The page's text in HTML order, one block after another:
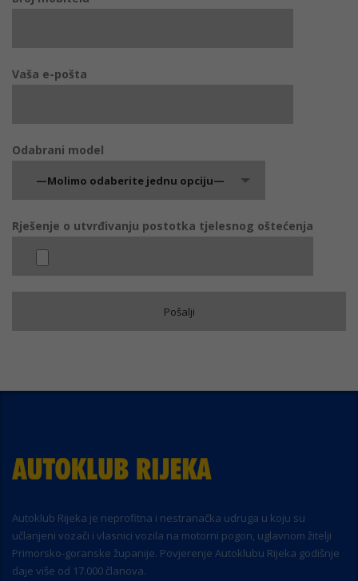
Vaša e-pošta
Odabrani model
—Molimo odaberite jednu opciju—
Rješenje o utvrđivanju postotka tjelesnog oštećenja
Autoklub Rijeka je neprofitna i nestranačka udruga u koju su
učlanjeni vozači i vlasnici vozila na motorni pogon, uglavnom žitelji
Primorsko-goranske županije. Povjerenje Autoklubu Rijeka godišnje
daje više od 17.000 članova.